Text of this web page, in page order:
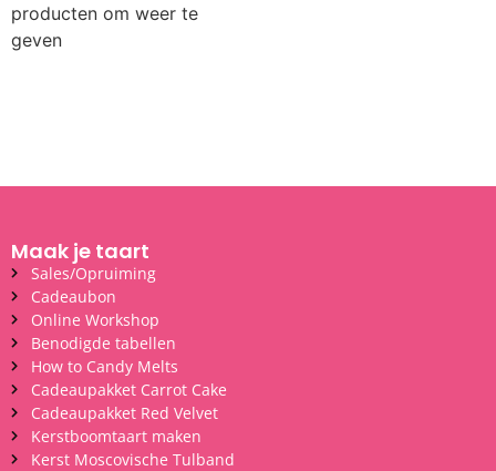
producten om weer te
geven
Maak je taart
Sales/Opruiming
Cadeaubon
Online Workshop
Benodigde tabellen
How to Candy Melts
Cadeaupakket Carrot Cake
Cadeaupakket Red Velvet
Kerstboomtaart maken
Kerst Moscovische Tulband